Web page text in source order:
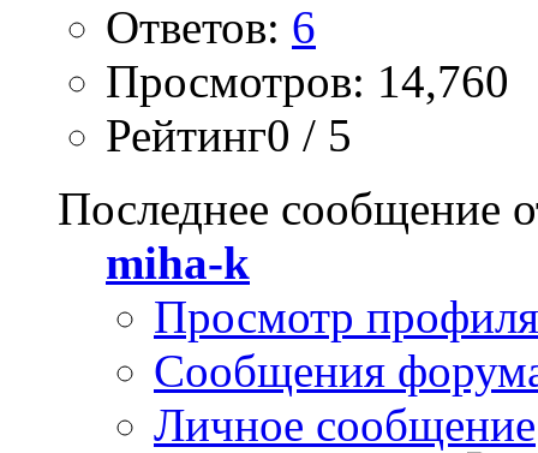
Ответов: 6
Просмотров: 14,760
Рейтинг0 / 5
Последнее сообщение
miha-k
Просмотр профиля
Сообщения
Личное сообщение